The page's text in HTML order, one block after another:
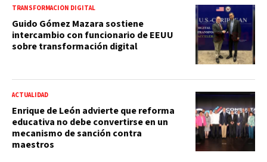
TRANSFORMACIÓN DIGITAL
Guido Gómez Mazara sostiene
intercambio con funcionario de EEUU
sobre transformación digital
ACTUALIDAD
Enrique de León advierte que reforma
educativa no debe convertirse en un
mecanismo de sanción contra
maestros